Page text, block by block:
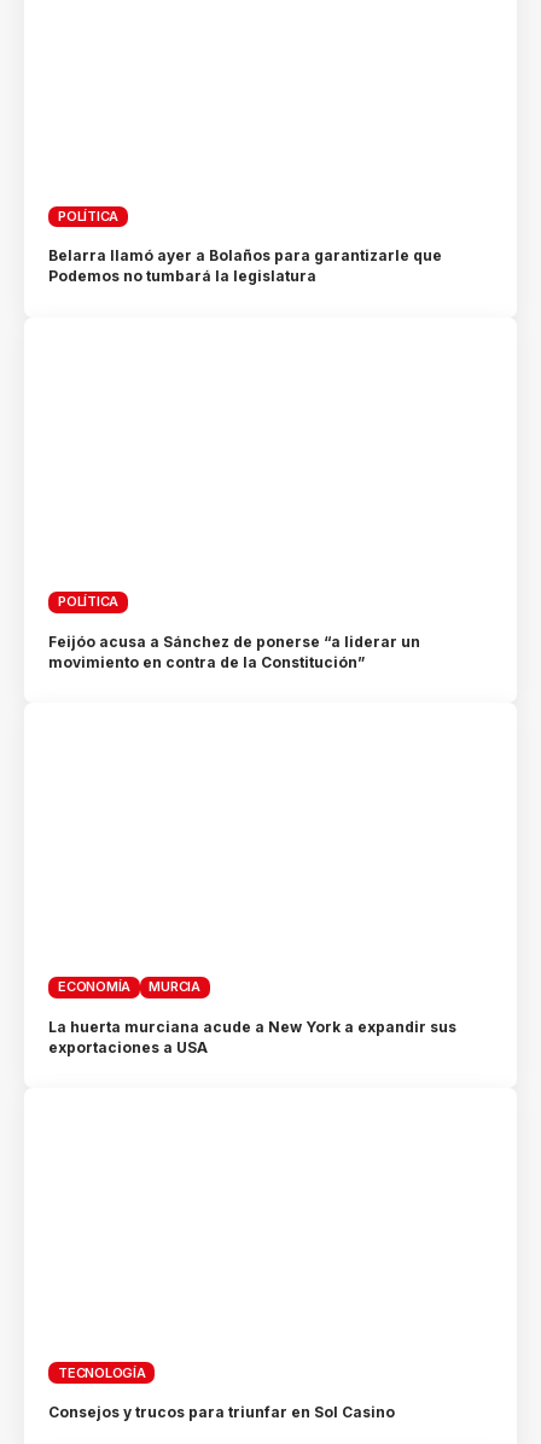
POLÍTICA
Belarra llamó ayer a Bolaños para garantizarle que
Podemos no tumbará la legislatura
POLÍTICA
Feijóo acusa a Sánchez de ponerse “a liderar un
movimiento en contra de la Constitución”
ECONOMÍA MURCIA
La huerta murciana acude a New York a expandir sus
exportaciones a USA
TECNOLOGÍA
Consejos y trucos para triunfar en Sol Casino